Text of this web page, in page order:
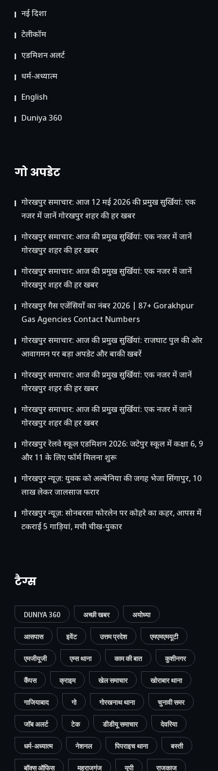
नई दिशा
टेलीकॉम
ए​डमिशन अलर्ट
धर्म-अध्यात्म
English
Duniya 360
गो अपडेट
गोरखपुर समाचार: आज 12 मई 2026 की प्रमुख सुर्खियां: एक
नजर में जानें गोरखपुर शहर की हर खबर
गोरखपुर समाचार: आज की प्रमुख सुर्खियां: एक नजर में जानें
गोरखपुर शहर की हर खबर
गोरखपुर समाचार: आज की प्रमुख सुर्खियां: एक नजर में जानें
गोरखपुर शहर की हर खबर
गोरखपुर गैस एजेंसियों का नंबर 2026 | 87+ Gorakhpur
Gas Agencies Contact Numbers
गोरखपुर समाचार: आज की प्रमुख सुर्खियां: राजघाट पुल की ओर
आवागमन पर बड़ा अपडेट और बाकी खबरें
गोरखपुर समाचार: आज की प्रमुख सुर्खियां: एक नजर में जानें
गोरखपुर शहर की हर खबर
गोरखपुर समाचार: आज की प्रमुख सुर्खियां: एक नजर में जानें
गोरखपुर शहर की हर खबर
गोरखपुर रेलवे स्कूल एडमिशन 2026: जटेपुर स्कूल में कक्षा 6, 9
और 11 के लिए फॉर्म मिलना शुरू
गोरखपुर न्यूज़: युवक को अल्बेनिया की जगह भेजा सिंगापुर, 10
लाख लेकर जालसाज फरार
गोरखपुर न्यूज़: सोनबरसा फोरलेन पर कोहरे का कहर, आपस में
टकराईं 5 गाड़ियां, मची चीख-पुकार
टैग्स
DUNIYA 360 अच्छी खबर अयोध्या
आसपास इवेंट उत्तम प्रदेश एमएमएमयूटी
एमजीयूजी एम्स थाना काम की बात कुशीनगर
कैंपस क्राइम खेल समाचार खोराबार थाना
गाजियाबाद गो गोरखनाथ थाना चुनावी समर
जॉब अलर्ट टेक डीडीयू समाचार देवरिया
धर्म-अध्यात्म नेशनल पिपराइच थाना बस्ती
बॉक्स ऑफिस महराजगंज यूपी राजकाज